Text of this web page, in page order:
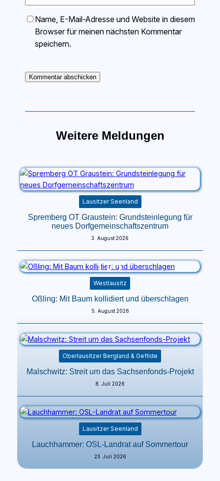
Name, E-Mail-Adresse und Website in diesem
Browser für meinen nächsten Kommentar
speichern.
Weitere Meldungen
Lausitzer Seenland
Spremberg OT Graustein: Grundsteinlegung für
neues Dorfgemeinschaftszentrum
3. August 2026
Westlausitz
Oßling: Mit Baum kollidiert und überschlagen
5. August 2026
Oberlausitzer Bergland & Gefilde
Malschwitz: Streit um das Sachsenfonds-Projekt
8. Juli 2026
Lausitzer Seenland
Lauchhammer: OSL-Landrat auf Sommertour
23. Juli 2026